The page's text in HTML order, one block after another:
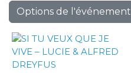
Options de l'événement